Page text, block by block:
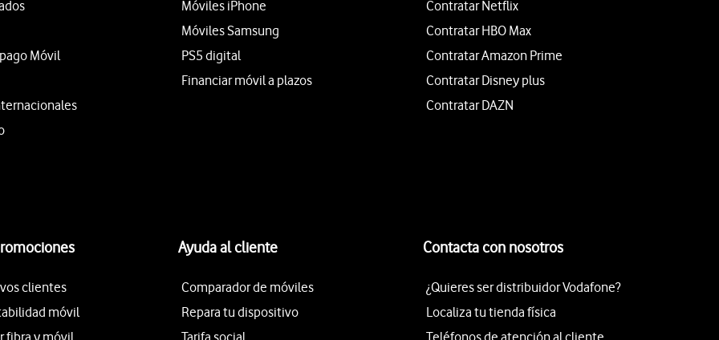
Móvil
Móviles iPhone
Móviles Samsung
PS5 digital
Financiar móvil a plazos
Contratar Netflix
Contratar HBO Max
Contratar Amazon Prime
Contratar Disney plus
Contratar DAZN
clientes
móvil
fibra y móvil
Ayuda al cliente
Comparador de móviles
Repara tu dispositivo
Tarifa social
Contacta con nosotros
¿Quieres ser distribuidor Vodafone?
Localiza tu tienda física
Teléfonos de atención al cliente